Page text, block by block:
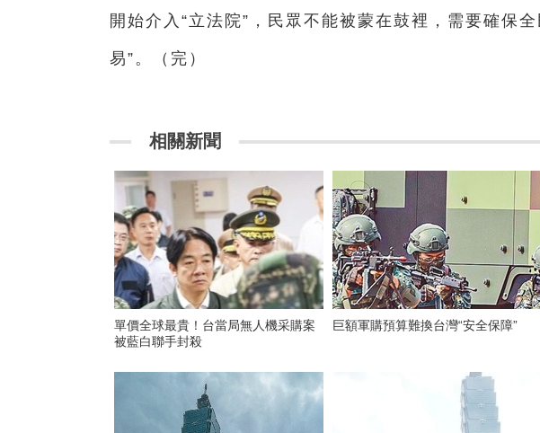
開始介入“立法院”，民眾不能被蒙在鼓裡，需要確保
易”。（完）
相關新聞
單價全球最貴！台當局無人機采購案
被藍白聯手封殺
巨額軍購預算難換台灣“安全保障”